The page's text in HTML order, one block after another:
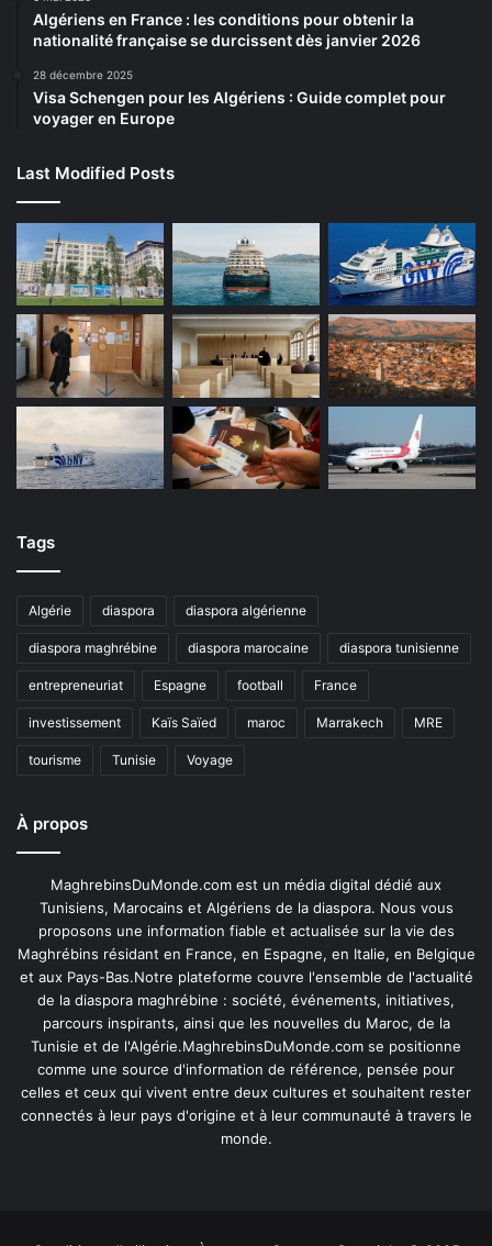
Algériens en France : les conditions pour obtenir la
nationalité française se durcissent dès janvier 2026
28 décembre 2025
Visa Schengen pour les Algériens : Guide complet pour
voyager en Europe
Last Modified Posts
Tags
Algérie diaspora diaspora algérienne
diaspora maghrébine diaspora marocaine diaspora tunisienne
entrepreneuriat Espagne football France
investissement Kaïs Saïed maroc Marrakech MRE
tourisme Tunisie Voyage
À propos
MaghrebinsDuMonde.com est un média digital dédié aux
Tunisiens, Marocains et Algériens de la diaspora. Nous vous
proposons une information fiable et actualisée sur la vie des
Maghrébins résidant en France, en Espagne, en Italie, en Belgique
et aux Pays-Bas.Notre plateforme couvre l'ensemble de l'actualité
de la diaspora maghrébine : société, événements, initiatives,
parcours inspirants, ainsi que les nouvelles du Maroc, de la
Tunisie et de l'Algérie.MaghrebinsDuMonde.com se positionne
comme une source d'information de référence, pensée pour
celles et ceux qui vivent entre deux cultures et souhaitent rester
connectés à leur pays d'origine et à leur communauté à travers le
monde.